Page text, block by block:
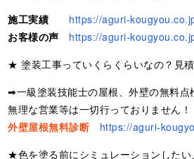
施工実績
https://aguri-
お客様の声
https://aguri-
★ 塗装工事っていくらくらいなの？見
➡一級塗装技能士の屋根、外壁の無料点
無理な営業等は一切行っておりません！
外壁屋根無料診断
https://aguri-
★色を塗る前にシミュレーションした